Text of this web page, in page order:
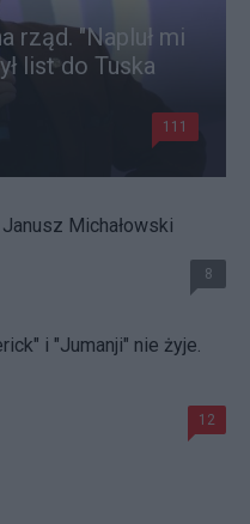
rząd. "Napluł mi
list do Tuska
111
Michałowski
8
i "Jumanji" nie żyje.
12